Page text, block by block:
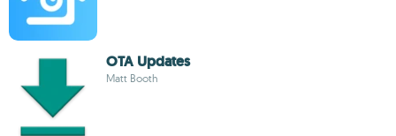
OTA Updates
Matt Booth